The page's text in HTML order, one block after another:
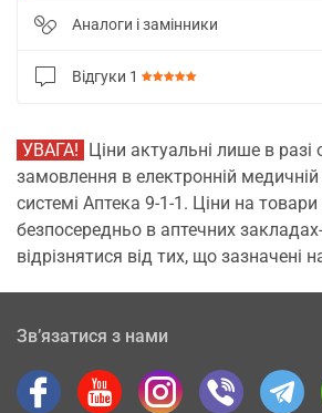
Аналоги і замінники
Відгуки 1
УВАГА! Ціни актуальні лише в
замовлення в електронній медичній
системі Аптека 9-1-1. Ціни на товари
безпосередньо в аптечних
відрізнятися від тих, що зазначені
Зв’язатися з нами